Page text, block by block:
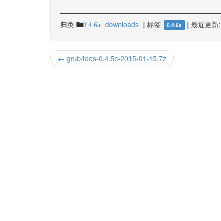
归类 0.4.6a downloads | 标签 0.4.6a | 最近更新:
← grub4dos-0.4.5c-2015-01-15.7z